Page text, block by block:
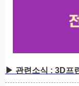
▶ 관련소식 : 3D프